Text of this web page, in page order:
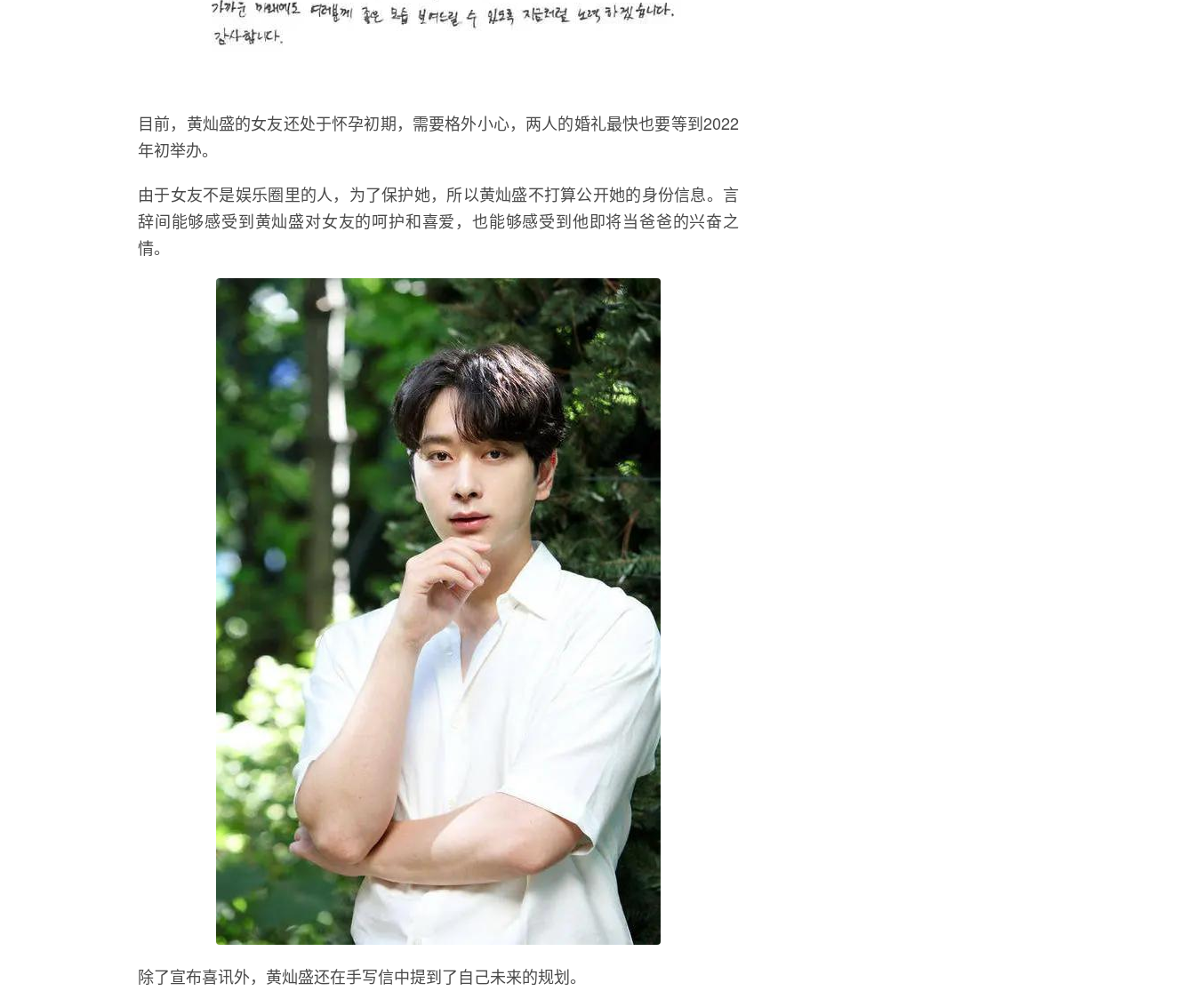
目前，黄灿盛的女友还处于怀孕初期，需要格外小心，两人的婚礼最快也要等到2022
年初举办。
由于女友不是娱乐圈里的人，为了保护她，所以黄灿盛不打算公开她的身份信息。言
辞间能够感受到黄灿盛对女友的呵护和喜爱，也能够感受到他即将当爸爸的兴奋之
情。
除了宣布喜讯外，黄灿盛还在手写信中提到了自己未来的规划。